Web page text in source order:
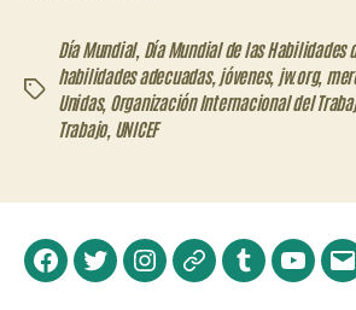
Etiquetas
Día Mundial, Día Mundial de las Habilidades
habilidades adecuadas, jóvenes, jw.org,
Unidas, Organización Internacional del
Trabajo, UNICEF
FacebookTwitterInstagramTelegramTumblr